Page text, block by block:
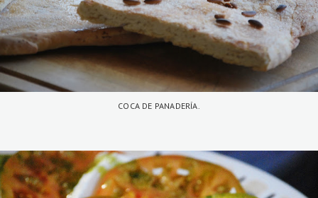
COCA DE PANADERÍA.